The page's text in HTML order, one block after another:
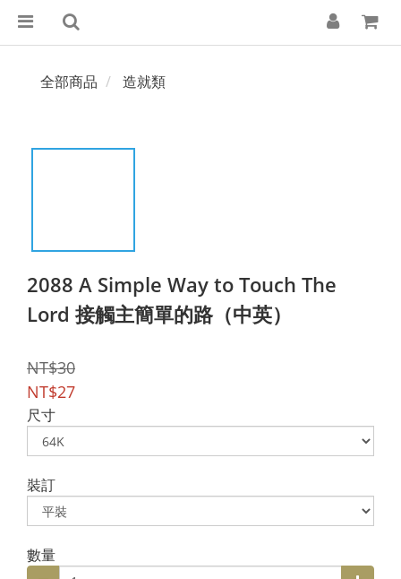
全部商品 造就類
2088 A Simple Way to Touch The
Lord 接觸主簡單的路（中英）
NT$30
NT$27
尺寸
裝訂
數量